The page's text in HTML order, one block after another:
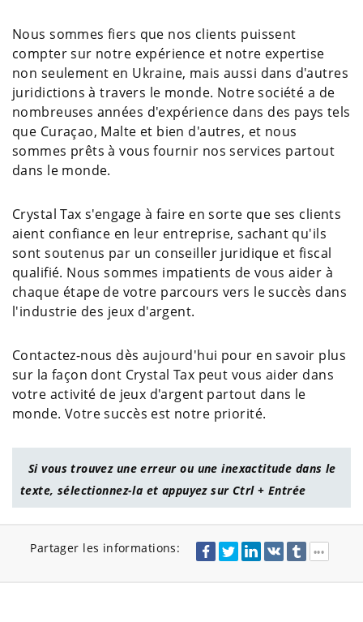
Nous sommes fiers que nos clients puissent
compter sur notre expérience et notre expertise
non seulement en Ukraine, mais aussi dans d'autres
juridictions à travers le monde. Notre société a de
nombreuses années d'expérience dans des pays tels
que Curaçao, Malte et bien d'autres, et nous
sommes prêts à vous fournir nos services partout
dans le monde.
Crystal Tax s'engage à faire en sorte que ses clients
aient confiance en leur entreprise, sachant qu'ils
sont soutenus par un conseiller juridique et fiscal
qualifié. Nous sommes impatients de vous aider à
chaque étape de votre parcours vers le succès dans
l'industrie des jeux d'argent.
Contactez-nous dès aujourd'hui pour en savoir plus
sur la façon dont Crystal Tax peut vous aider dans
votre activité de jeux d'argent partout dans le
monde. Votre succès est notre priorité.
Si vous trouvez une erreur ou une inexactitude dans le
texte, sélectionnez-la et appuyez sur Ctrl + Entrée
Partager les informations: